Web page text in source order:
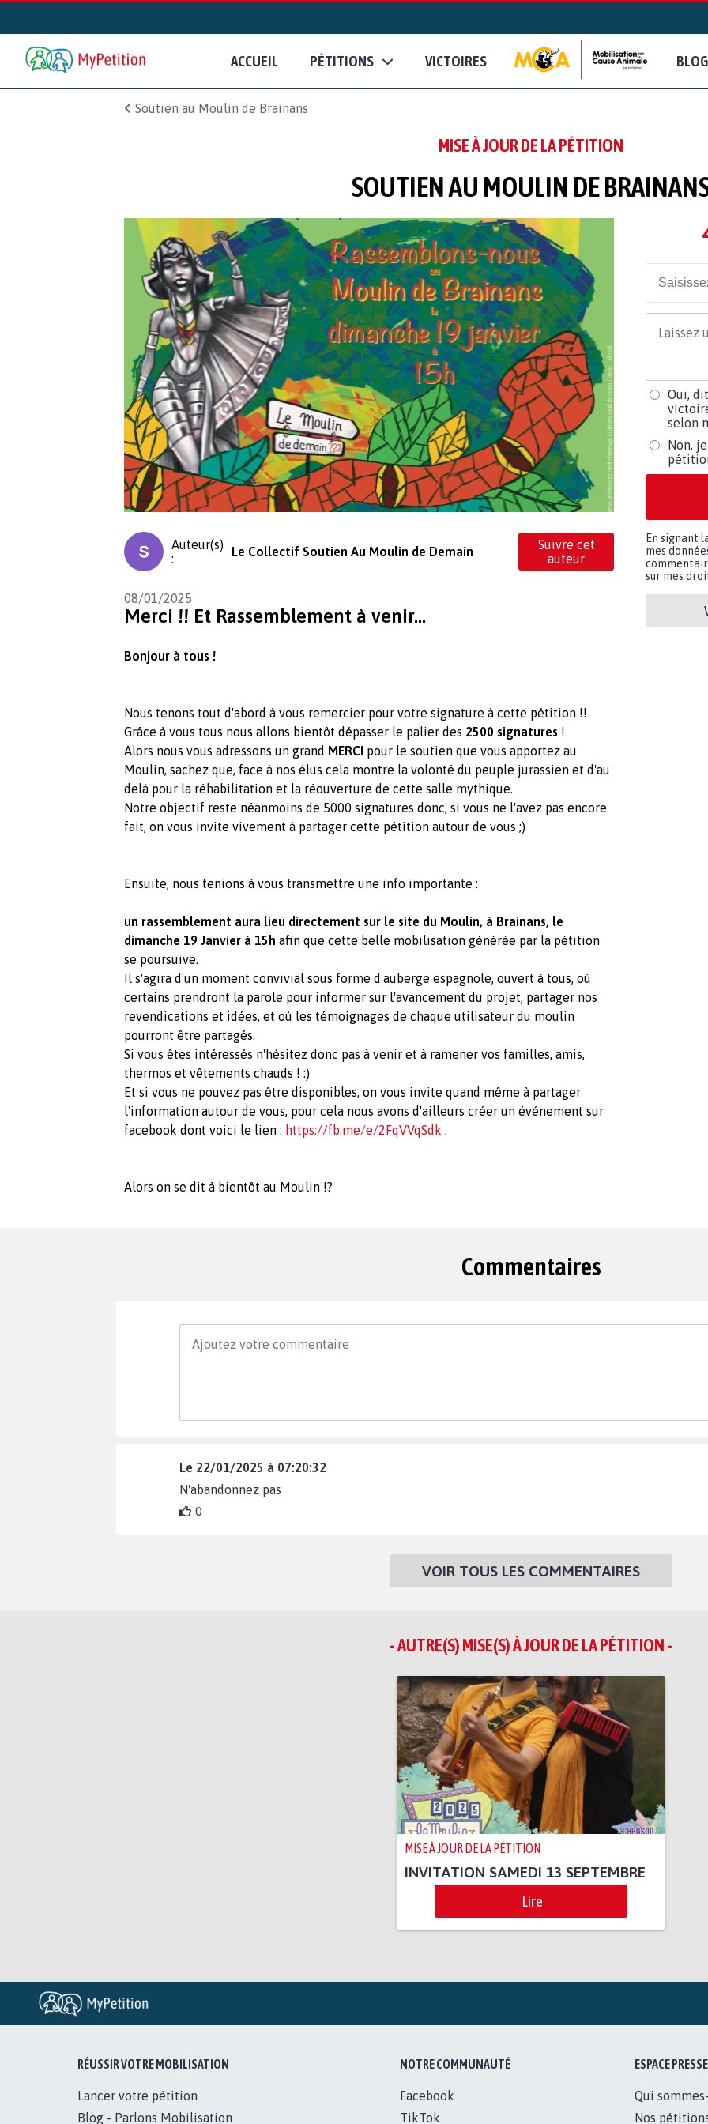
ACCUEIL PÉTITIONS VICTOIRES BLOG
Soutien au Moulin de Brainans
MISE À JOUR DE LA PÉTITION
SOUTIEN AU MOULIN DE
Auteur(s)
:
Le Collectif Soutien Au Moulin de Demain
Suivre cet
auteur
08/01/2025
Merci !! Et Rassemblement à venir...
Bonjour à tous !
Nous tenons tout d'abord à vous remercier pour votre signature à cette pétition !!
Grâce à vous tous nous allons bientôt dépasser le palier des 2500 signatures !
Alors nous vous adressons un grand MERCI pour le soutien que vous apportez au
Moulin, sachez que, face à nos élus cela montre la volonté du peuple jurassien et d'au
delà pour la réhabilitation et la réouverture de cette salle mythique.
Notre objectif reste néanmoins de 5000 signatures donc, si vous ne l'avez pas encore
fait, on vous invite vivement à partager cette pétition autour de vous ;)
Ensuite, nous tenions à vous transmettre une info importante :
un rassemblement aura lieu directement sur le site du Moulin, à Brainans, le
dimanche 19 Janvier à 15h afin que cette belle mobilisation générée par la pétition
se poursuive.
Il s'agira d'un moment convivial sous forme d'auberge espagnole, ouvert à tous, où
certains prendront la parole pour informer sur l'avancement du projet, partager nos
revendications et idées, et où les témoignages de chaque utilisateur du moulin
pourront être partagés.
Si vous êtes intéressés n'hésitez donc pas à venir et à ramener vos familles, amis,
thermos et vêtements chauds ! :)
Et si vous ne pouvez pas être disponibles, on vous invite quand même à partager
l'information autour de vous, pour cela nous avons d'ailleurs créer un événement sur
facebook dont voici le lien : https://fb.me/e/2FqVVqSdk .
Alors on se dit à bientôt au Moulin !?
Oui,
selon
Non,
En signant
mes
sur mes
Commentaires
Le 22/01/2025 à 07:20:32
N'abandonnez pas
0
VOIR TOUS LES COMMENTAIRES
- AUTRE(S) MISE(S) À JOUR DE LA PÉTITION -
MISE À JOUR DE LA PÉTITION
INVITATION SAMEDI 13 SEPTEMBRE
Lire
RÉUSSIR VOTRE MOBILISATION
Lancer votre pétition
Blog - Parlons Mobilisation
NOTRE COMMUNAUTÉ
Facebook
TikTok
ESPACE PRESSE
Qui
Nos